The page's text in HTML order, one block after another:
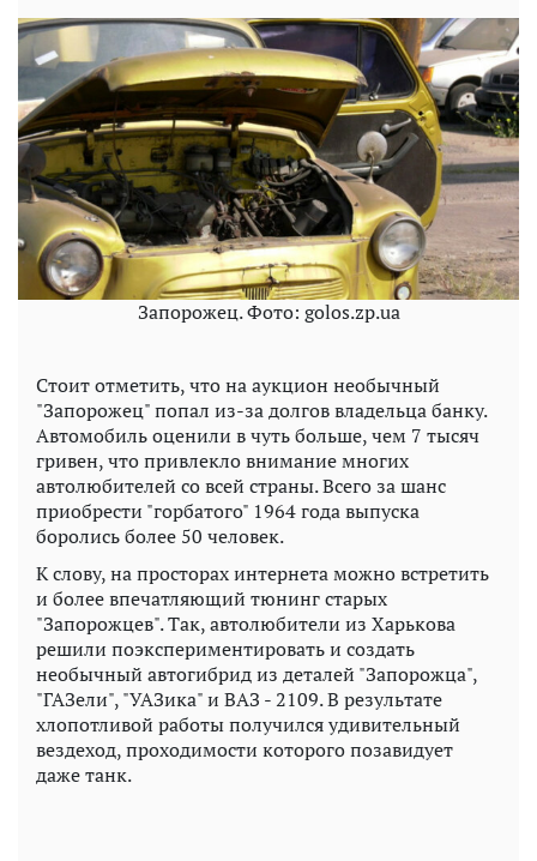
Запорожец. Фото: golos.zp.ua
Стоит отметить, что на аукцион необычный
"Запорожец" попал из-за долгов владельца банку.
Автомобиль оценили в чуть больше, чем 7 тысяч
гривен, что привлекло внимание многих
автолюбителей со всей страны. Всего за шанс
приобрести "горбатого" 1964 года выпуска
боролись более 50 человек.
К слову, на просторах интернета можно встретить
и более впечатляющий тюнинг старых
"Запорожцев". Так, автолюбители из Харькова
решили поэкспериментировать и создать
необычный автогибрид из деталей "Запорожца",
"ГАЗели", "УАЗика" и ВАЗ - 2109. В результате
хлопотливой работы получился удивительный
вездеход, проходимости которого позавидует
даже танк.